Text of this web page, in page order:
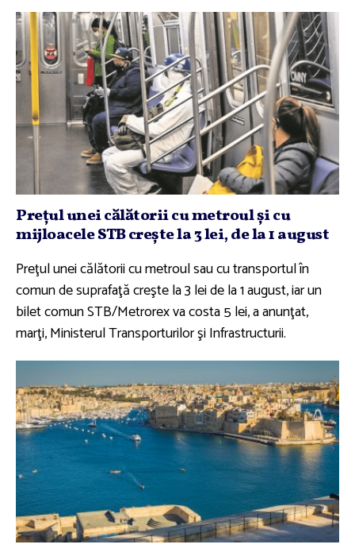
Preţul unei călătorii cu metroul şi cu
mijloacele STB creşte la 3 lei, de la 1 august
Preţul unei călătorii cu metroul sau cu transportul în
comun de suprafaţă creşte la 3 lei de la 1 august, iar un
bilet comun STB/Metrorex va costa 5 lei, a anunţat,
marţi, Ministerul Transporturilor şi Infrastructurii.